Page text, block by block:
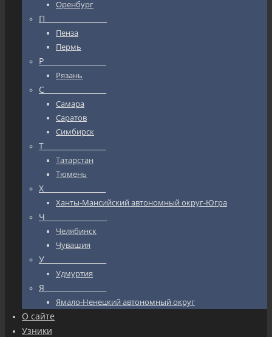
Оренбург
П_________________
Пенза
Пермь
Р_________________
Рязань
С_________________
Самара
Саратов
Симбирск
Т_________________
Татарстан
Тюмень
Х_________________
Ханты-Мансийский автономный округ-Югра
Ч_________________
Челябинск
Чувашия
У_________________
Удмуртия
Я_________________
Ямало-Ненецкий автономный округ
О сайте
Узники